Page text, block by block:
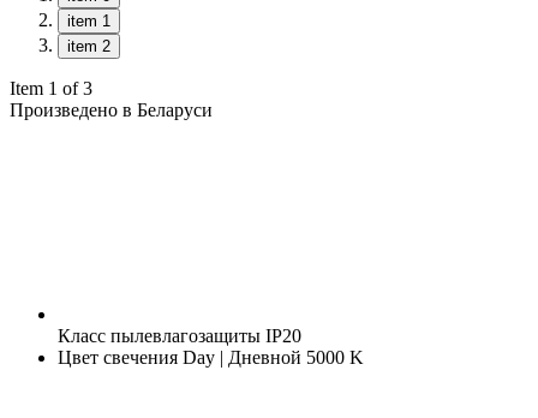
item 1
item 2
Item 1 of 3
Произведено в Беларуси
Класс пылевлагозащиты IP20
Цвет свечения Day | Дневной 5000 K